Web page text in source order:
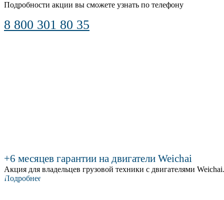
Подробности акции вы сможете узнать по телефону
8 800 301 80 35
+6 месяцев гарантии на двигатели Weichai
Акция для владельцев грузовой техники с двигателями
Подробнее